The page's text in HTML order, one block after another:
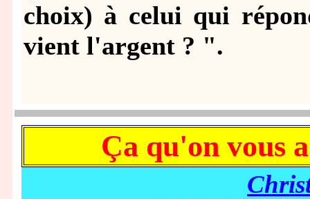
choix) à celui qui
vient l'argent ? ".
Ça qu'on